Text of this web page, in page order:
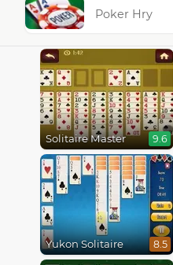
Poker Hry
Solitaire Master 9.6
Yukon Solitaire 8.5